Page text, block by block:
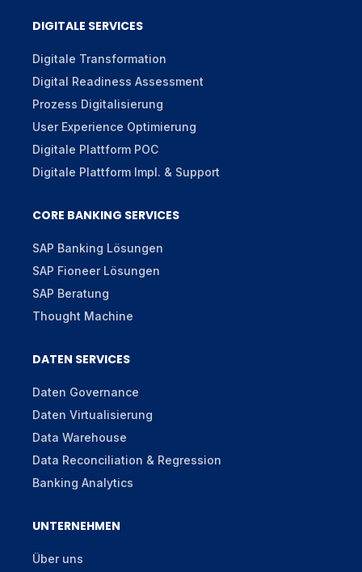
DIGITALE SERVICES
Digitale Transformation
Digital Readiness Assessment
Prozess Digitalisierung
User Experience Optimierung
Digitale Plattform POC
Digitale Plattform Impl. & Support
CORE BANKING SERVICES
SAP Banking Lösungen
SAP Fioneer Lösungen
SAP Beratung
Thought Machine
DATEN SERVICES
Daten Governance
Daten Virtualisierung
Data Warehouse
Data Reconciliation & Regression
Banking Analytics
UNTERNEHMEN
Über uns